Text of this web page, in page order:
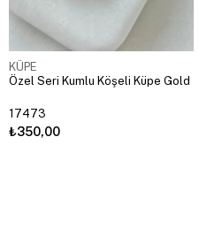
KÜPE
Özel Seri Kumlu Köşeli Küpe Gold
17473
₺350,00